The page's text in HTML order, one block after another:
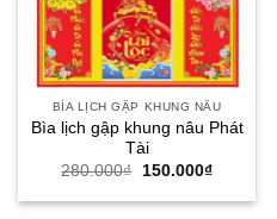
BÌA LỊCH GẬP KHUNG NÂU
Bìa lịch gập khung nâu Phát
Tài
280.000₫
Giá
là:
150.000₫Giá
tại